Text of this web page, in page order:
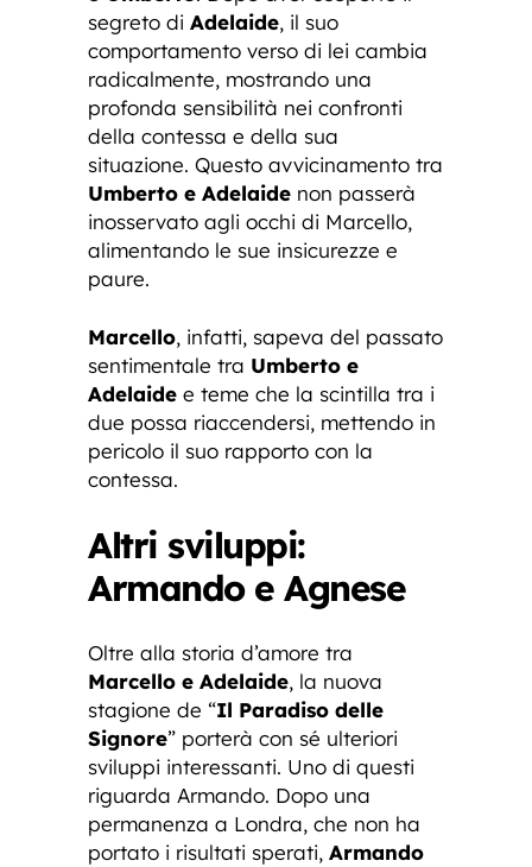
segreto di Adelaide, il suo
comportamento verso di lei cambia
radicalmente, mostrando una
profonda sensibilità nei confronti
della contessa e della sua
situazione. Questo avvicinamento tra
Umberto e Adelaide non passerà
inosservato agli occhi di Marcello,
alimentando le sue insicurezze e
paure.
Marcello, infatti, sapeva del passato
sentimentale tra Umberto e
Adelaide e teme che la scintilla tra i
due possa riaccendersi, mettendo in
pericolo il suo rapporto con la
contessa.
Altri sviluppi:
Armando e Agnese
Oltre alla storia d’amore tra
Marcello e Adelaide, la nuova
stagione de “Il Paradiso delle
Signore” porterà con sé ulteriori
sviluppi interessanti. Uno di questi
riguarda Armando. Dopo una
permanenza a Londra, che non ha
portato i risultati sperati, Armando